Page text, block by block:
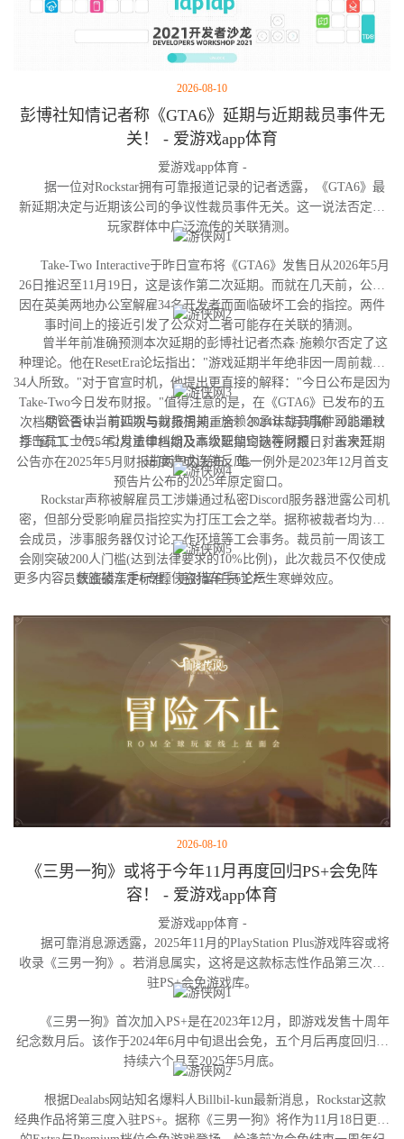
2026-08-10
彭博社知情记者称《GTA6》延期与近期裁员事件无
关！ - 爱游戏app体育
爱游戏app体育 -
据一位对Rockstar拥有可靠报道记录的记者透露，《GTA6》最
新延期决定与近期该公司的争议性裁员事件无关。这一说法否定了
玩家群体中广泛流传的关联猜测。
Take-Two Interactive于昨日宣布将《GTA6》发售日从2026年5月
26日推迟至11月19日，这是该作第二次延期。而就在几天前，公司
因在英美两地办公室解雇34名开发者而面临破坏工会的指控。两件
事时间上的接近引发了公众对二者可能存在关联的猜测。
曾半年前准确预测本次延期的彭博社记者杰森·施赖尔否定了这
种理论。他在ResetEra论坛指出："游戏延期半年绝非因一周前裁撤
34人所致。"对于官宣时机，他提出更直接的解释："今日公布是因为
Take-Two今日发布财报。"值得注意的是，在《GTA6》已发布的五
次档期公告中，有四次与财报周期重合：2024年5月明确"2025年秋
季"窗口、2025年2月重申档期及本次延期均选在财报日；首次延期
公告亦在2025年5月财报前两周内发布。唯一例外是2023年12月首支
预告片公布的2025年原定窗口。
尽管否认当前延期与裁员相关，施赖尔承认裁员事件可能通过
打击员工士气、引发法律纠纷及高级职位空缺等问题，对未来开发
进度造成连锁反应。
Rockstar声称被解雇员工涉嫌通过私密Discord服务器泄露公司机
密，但部分受影响雇员指控实为打压工会之举。据称被裁者均为工
会成员，涉事服务器仅讨论工作环境等工会事务。裁员前一周该工
会刚突破200人门槛(达到法律要求的10%比例)，此次裁员不仅使成
员数跌破法定标准，更对留任员工产生寒蝉效应。
更多内容：侠盗猎车手6专题侠盗猎车手6论坛
2026-08-10
《三男一狗》或将于今年11月再度回归PS+会免阵
容！ - 爱游戏app体育
爱游戏app体育 -
据可靠消息源透露，2025年11月的PlayStation Plus游戏阵容或将
收录《三男一狗》。若消息属实，这将是这款标志性作品第三次进
驻PS+会免游戏库。
《三男一狗》首次加入PS+是在2023年12月，即游戏发售十周年
纪念数月后。该作于2024年6月中旬退出会免，五个月后再度回归并
持续六个月至2025年5月底。
根据Dealabs网站知名爆料人Billbil-kun最新消息，Rockstar这款
经典作品将第三度入驻PS+。据称《三男一狗》将作为11月18日更新